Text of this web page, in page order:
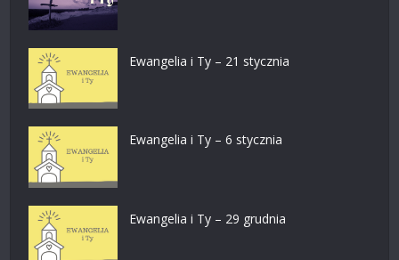
Ewangelia i Ty – 21 stycznia
Ewangelia i Ty – 6 stycznia
Ewangelia i Ty – 29 grudnia